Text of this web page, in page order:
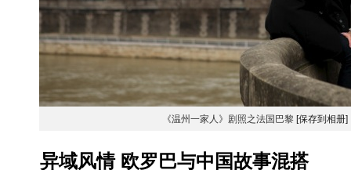
《温州一家人》剧照之法国巴黎 [保存到相册]
异域风情 欧罗巴与中国故事混搭